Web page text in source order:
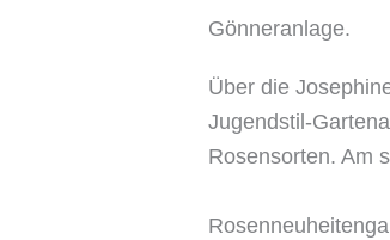
Gönneranlage.
Über die
Jugendstil-
Rosensorten. Am